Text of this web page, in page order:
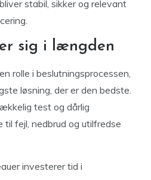
stabil, sikker og relevant
sig i længden
rolle i beslutningsprocessen,
løsning, der er den bedste.
test og dårlig
fejl, nedbrud og utilfredse
investerer tid i